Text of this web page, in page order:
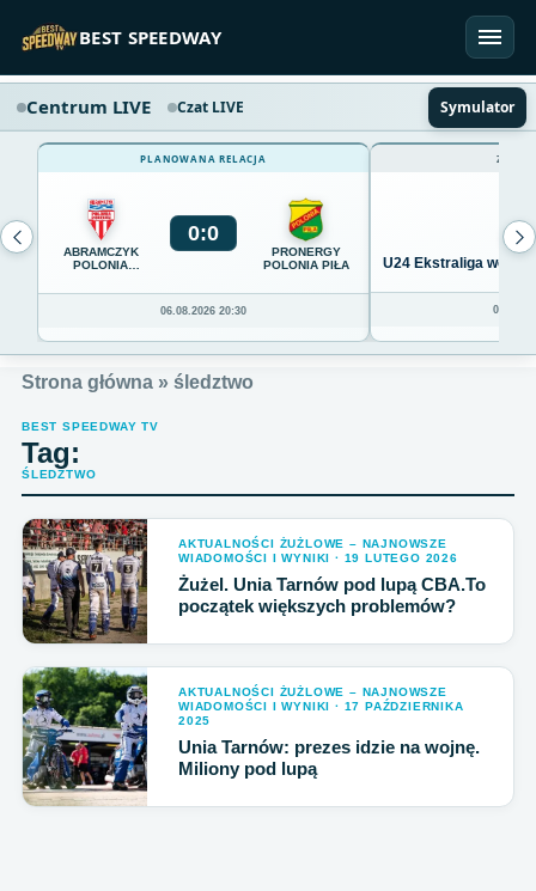
BEST SPEEDWAY
Centrum LIVE Czat LIVE Symulator
PLANOWANA RELACJA
ABRAMCZYK
POLONIA
0:0
PRONERGY
POLONIA PIŁA
06.08.2026 20:30
U24 Ekstraliga we
Strona główna » śledztwo
BEST SPEEDWAY TV
Tag:
ŚLEDZTWO
AKTUALNOŚCI ŻUŻLOWE – NAJNOWSZE
WIADOMOŚCI I WYNIKI · 19 LUTEGO 2026
Żużel. Unia Tarnów pod lupą CBA.To
początek większych problemów?
AKTUALNOŚCI ŻUŻLOWE – NAJNOWSZE
WIADOMOŚCI I WYNIKI · 17 PAŹDZIERNIKA
2025
Unia Tarnów: prezes idzie na wojnę.
Miliony pod lupą